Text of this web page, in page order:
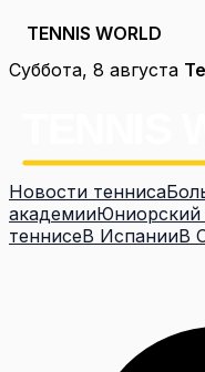
TENNIS WORLD
Перейти
Суббота, 8 августа
Новости тенниса
академииЮниорский
теннисеВ ИспанииВ